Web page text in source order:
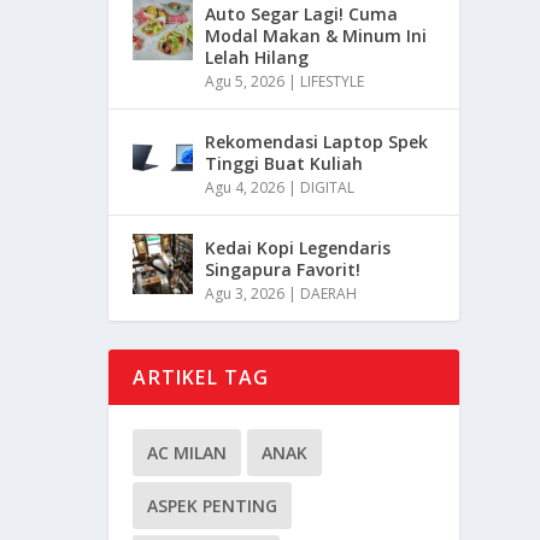
Auto Segar Lagi! Cuma
Modal Makan & Minum Ini
Lelah Hilang
Agu 5, 2026 | LIFESTYLE
Rekomendasi Laptop Spek
Tinggi Buat Kuliah
Agu 4, 2026 | DIGITAL
Kedai Kopi Legendaris
Singapura Favorit!
Agu 3, 2026 | DAERAH
ARTIKEL TAG
AC MILAN ANAK
ASPEK PENTING